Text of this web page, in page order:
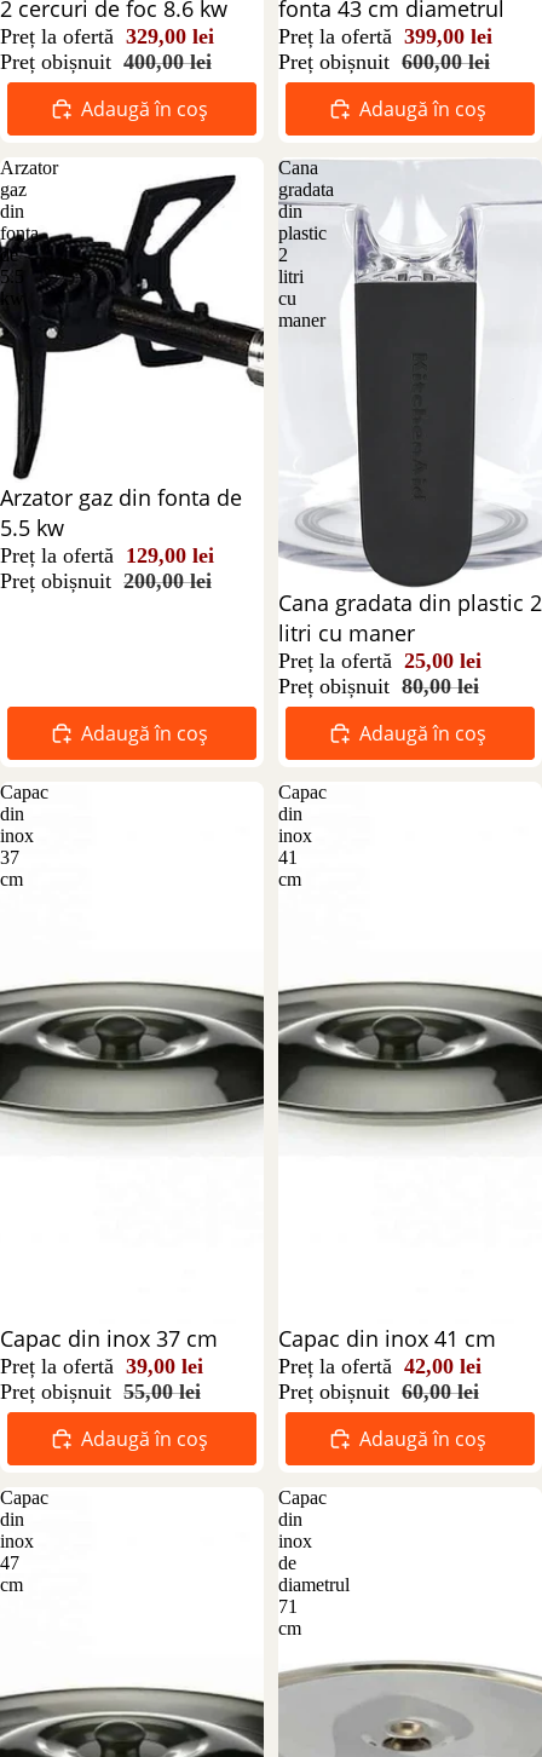
2 cercuri de foc 8.6 kw
Preț la ofertă 329,00 lei
Preț obișnuit 400,00 lei
Adaugă în coș
fonta 43 cm diametrul
Preț la ofertă 399,00 lei
Preț obișnuit 600,00 lei
Adaugă în coș
Arzator
gaz
din
fonta
de
5.5
kw
Reducere 36%
Arzator gaz din fonta de
5.5 kw
Preț la ofertă 129,00 lei
Preț obișnuit 200,00 lei
Adaugă în coș
Cana
gradata
din
plastic
2
litri
cu
maner
Reducere 69%
Cana gradata din plastic 2
litri cu maner
Preț la ofertă 25,00 lei
Preț obișnuit 80,00 lei
Adaugă în coș
Capac
din
inox
37
cm
Reducere 29%
Capac din inox 37 cm
Preț la ofertă 39,00 lei
Preț obișnuit 55,00 lei
Adaugă în coș
Capac
din
inox
41
cm
Reducere 30%
Capac din inox 41 cm
Preț la ofertă 42,00 lei
Preț obișnuit 60,00 lei
Adaugă în coș
Capac
din
inox
47
cm
Capac
din
inox
de
diametrul
71
cm